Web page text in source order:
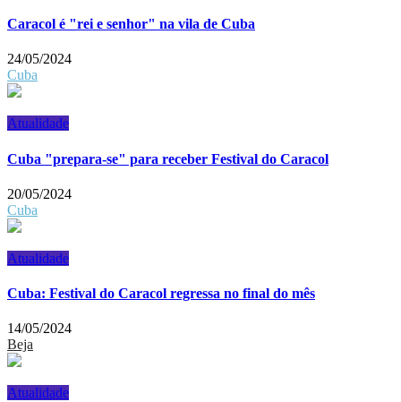
Caracol é "rei e senhor" na vila de Cuba
24/05/2024
Cuba
Atualidade
Cuba "prepara-se" para receber Festival do Caracol
20/05/2024
Cuba
Atualidade
Cuba: Festival do Caracol regressa no final do mês
14/05/2024
Beja
Atualidade